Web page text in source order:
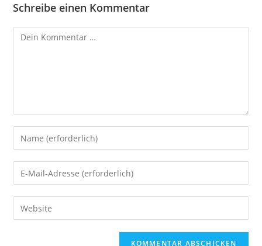
Schreibe einen Kommentar